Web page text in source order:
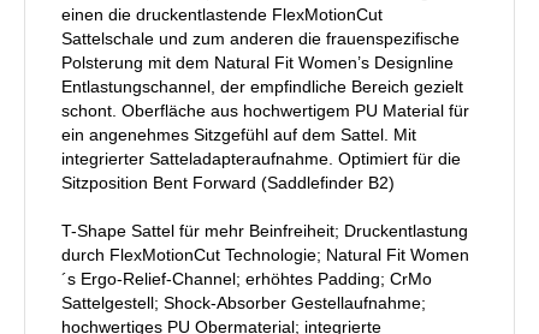
einen die druckentlastende FlexMotionCut
Sattelschale und zum anderen die frauenspezifische
Polsterung mit dem Natural Fit Women’s Designline
Entlastungschannel, der empfindliche Bereich gezielt
schont. Oberfläche aus hochwertigem PU Material für
ein angenehmes Sitzgefühl auf dem Sattel. Mit
integrierter Satteladapteraufnahme. Optimiert für die
Sitzposition Bent Forward (Saddlefinder B2)
T-Shape Sattel für mehr Beinfreiheit; Druckentlastung
durch FlexMotionCut Technologie; Natural Fit Women
´s Ergo-Relief-Channel; erhöhtes Padding; CrMo
Sattelgestell; Shock-Absorber Gestellaufnahme;
hochwertiges PU Obermaterial; integrierte